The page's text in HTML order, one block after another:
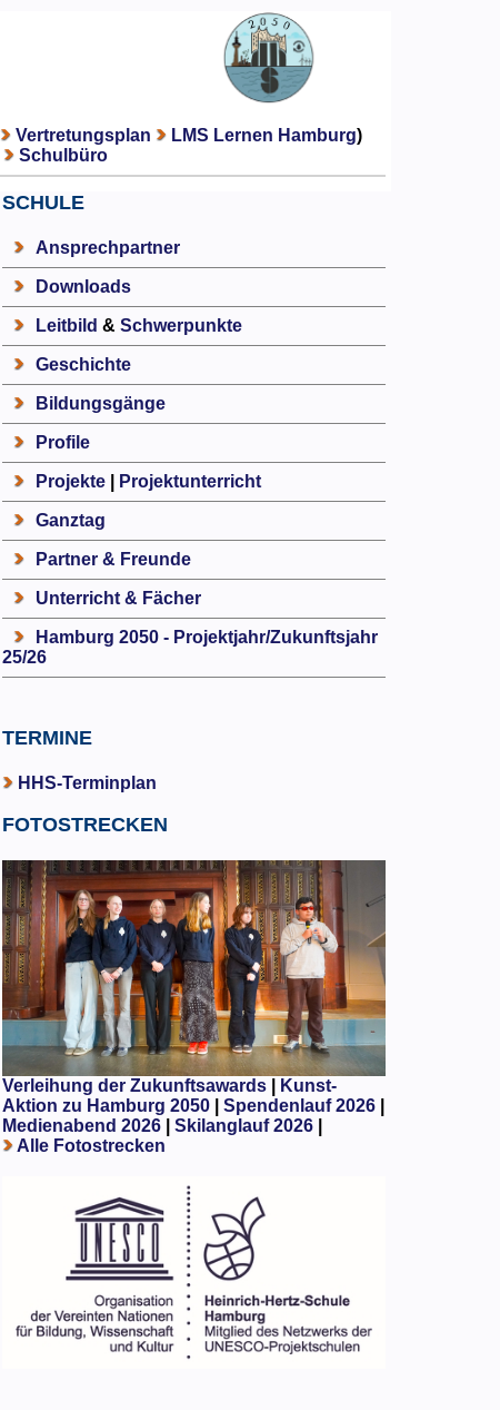
Vertretungsplan LMS Lernen Hamburg)
Schulbüro
SCHULE
Ansprechpartner
Downloads
Leitbild & Schwerpunkte
Geschichte
Bildungsgänge
Profile
Projekte| Projektunterricht
Ganztag
Partner & Freunde
Unterricht & Fächer
Hamburg 2050 - Projektjahr/Zukunftsjahr
25/26
TERMINE
HHS-Terminplan
FOTOSTRECKEN
Verleihung der Zukunftsawards|
Kunst-
Aktion zu Hamburg 2050
Spendenlauf 2026|
Medienabend 2026| Skilanglauf 2026|
Alle Fotostrecken